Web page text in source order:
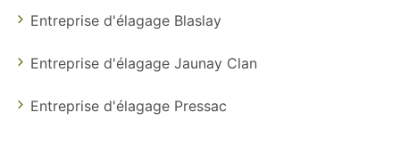
Entreprise d'élagage Blaslay
Entreprise d'élagage Jaunay Clan
Entreprise d'élagage Pressac